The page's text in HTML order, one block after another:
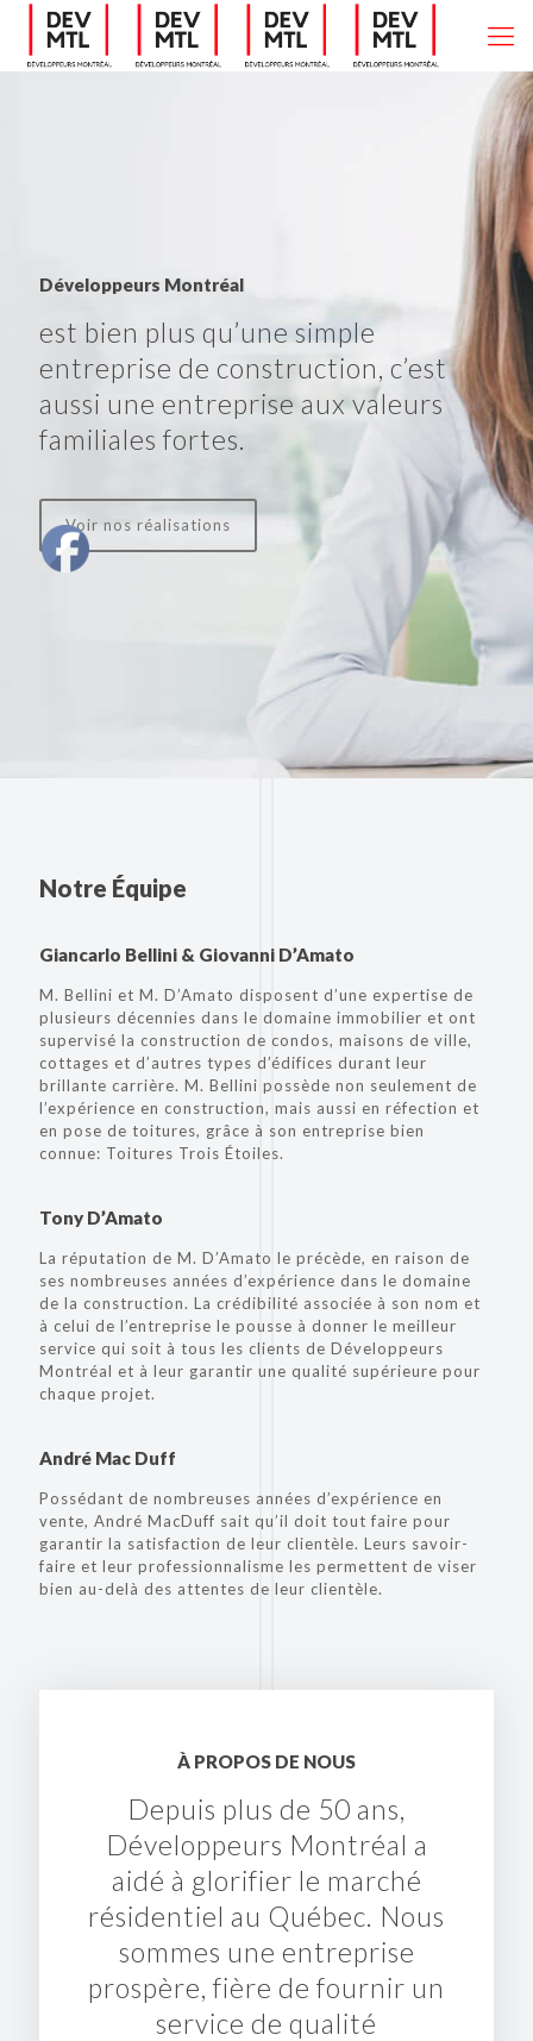
Développeurs Montréal
est bien plus qu’une simple
entreprise de construction, c’est
aussi une entreprise aux valeurs
familiales fortes.
Voir nos réalisations
Notre Équipe
Giancarlo Bellini & Giovanni D’Amato
M. Bellini et M. D’Amato disposent d’une expertise de
plusieurs décennies dans le domaine immobilier et ont
supervisé la construction de condos, maisons de ville,
cottages et d’autres types d’édifices durant leur
brillante carrière. M. Bellini possède non seulement de
l’expérience en construction, mais aussi en réfection et
en pose de toitures, grâce à son entreprise bien
connue: Toitures Trois Étoiles.
Tony D’Amato
La réputation de M. D’Amato le précède, en raison de
ses nombreuses années d’expérience dans le domaine
de la construction. La crédibilité associée à son nom et
à celui de l’entreprise le pousse à donner le meilleur
service qui soit à tous les clients de Développeurs
Montréal et à leur garantir une qualité supérieure pour
chaque projet.
André Mac Duff
Possédant de nombreuses années d’expérience en
vente, André MacDuff sait qu’il doit tout faire pour
garantir la satisfaction de leur clientèle. Leurs savoir-
faire et leur professionnalisme les permettent de viser
bien au-delà des attentes de leur clientèle.
À PROPOS DE NOUS
Depuis plus de 50 ans,
Développeurs Montréal a
aidé à glorifier le marché
résidentiel au Québec. Nous
sommes une entreprise
prospère, fière de fournir un
service de qualité